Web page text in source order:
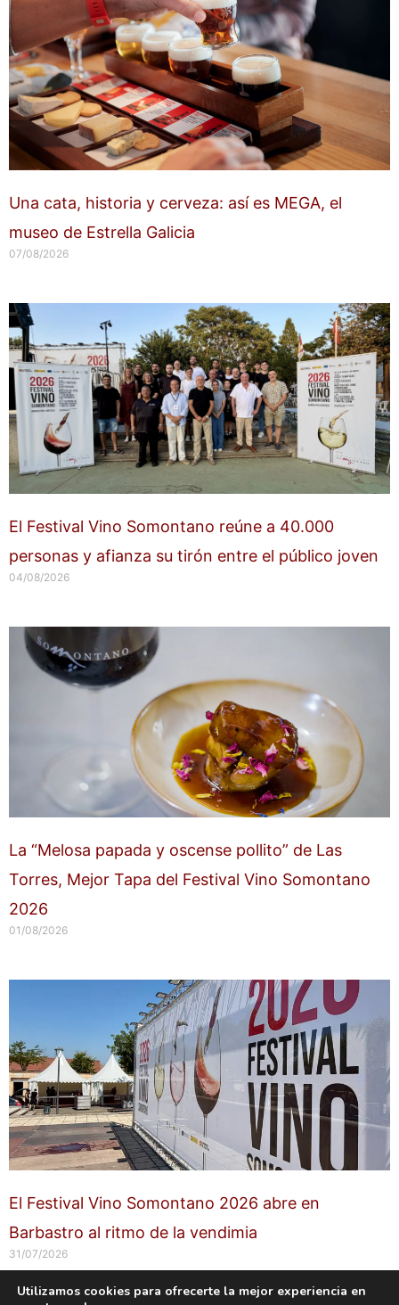
Una cata, historia y cerveza: así es MEGA, el
museo de Estrella Galicia
07/08/2026
El Festival Vino Somontano reúne a 40.000
personas y afianza su tirón entre el público joven
04/08/2026
La “Melosa papada y oscense pollito” de Las
Torres, Mejor Tapa del Festival Vino Somontano
2026
01/08/2026
El Festival Vino Somontano 2026 abre en
Barbastro al ritmo de la vendimia
31/07/2026
Utilizamos cookies para ofrecerte la mejor experiencia en